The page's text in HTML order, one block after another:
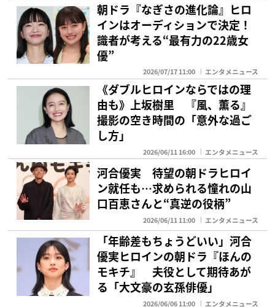
朝ドラ『なぎさの進化論』ヒロ
インはオーディションで決定！
識者が考える“最有力の22歳女
優”
2026/07/17 11:00 エンタメニュース
《ダブルヒロインならではの理
由も》上坂樹里 『風、薫る』
撮影の空き時間の「意外な過ご
し方」
2026/06/11 16:00 エンタメニュース
河合優実 待望の朝ドラヒロイ
ン就任も…求められる憧れの山
口百恵さんと“真逆の役柄”
2026/06/11 11:00 エンタメニュース
「年齢差もちょうどいい」河合
優実ヒロインの朝ドラ『ほんの
モキチ』 夫役として期待あが
る「大文豪の玄孫俳優」
2026/06/06 11:00 エンタメニュース